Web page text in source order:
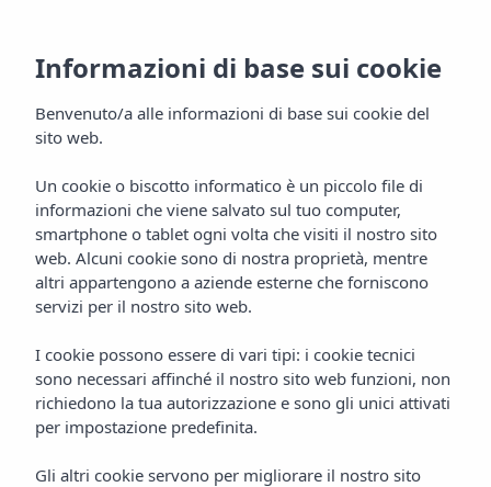
Inizio Blog
MALLORCA
FAMIGLIE
Vacanze in famiglia a
Maiorca: cosa fare e dove
andare 2026
Scopri le migliori vacanze in famiglia a Maiorca: spiagge,
attività e resort tutto incluso. Insotel Cala Mandía Resort &
Spa a Porto Cristo Novo.
Informazioni di base sui cookie
Benvenuto/a alle informazioni di base sui cookie del
sito web.
Un cookie o biscotto informatico è un piccolo file di
informazioni che viene salvato sul tuo computer,
smartphone o tablet ogni volta che visiti il nostro sito
web. Alcuni cookie sono di nostra proprietà, mentre
altri appartengono a aziende esterne che forniscono
servizi per il nostro sito web.
I cookie possono essere di vari tipi: i cookie tecnici
sono necessari affinché il nostro sito web funzioni, non
richiedono la tua autorizzazione e sono gli unici attivati
per impostazione predefinita.
Gli altri cookie servono per migliorare il nostro sito